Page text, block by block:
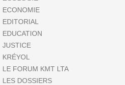
ECONOMIE
EDITORIAL
EDUCATION
JUSTICE
KRÉYOL
LE FORUM KMT LTA
LES DOSSIERS